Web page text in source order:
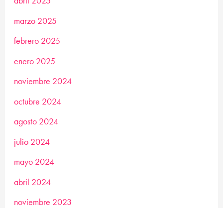
marzo 2025
febrero 2025
enero 2025
noviembre 2024
octubre 2024
agosto 2024
julio 2024
mayo 2024
abril 2024
noviembre 2023